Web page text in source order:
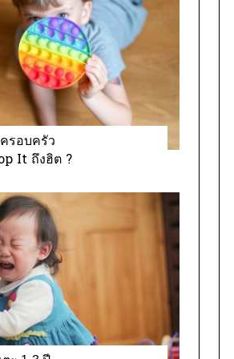
รอบครัว
It ถึงฮิต ?